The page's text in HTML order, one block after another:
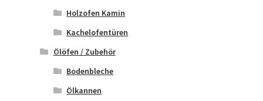
Holzofen Kamin
Kachelofentüren
Ölöfen / Zubehör
Bodenbleche
Ölkannen